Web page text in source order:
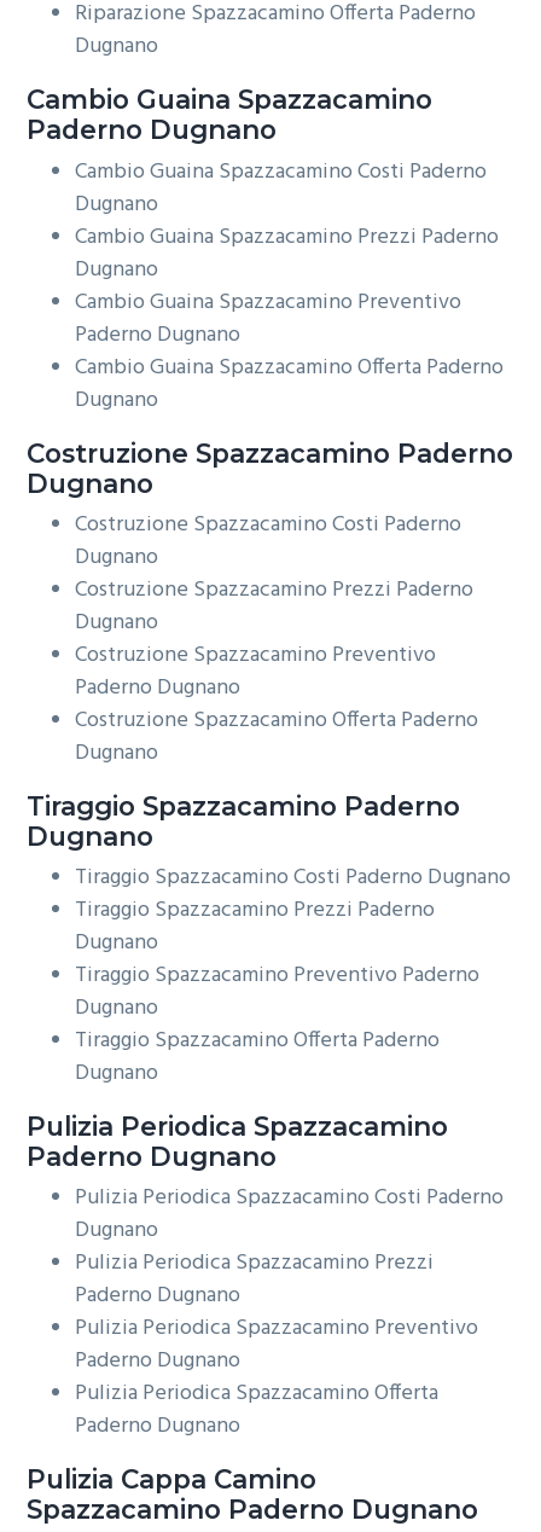
Riparazione Spazzacamino Offerta Paderno
Dugnano
Cambio Guaina Spazzacamino
Paderno Dugnano
Cambio Guaina Spazzacamino Costi Paderno
Dugnano
Cambio Guaina Spazzacamino Prezzi Paderno
Dugnano
Cambio Guaina Spazzacamino Preventivo
Paderno Dugnano
Cambio Guaina Spazzacamino Offerta Paderno
Dugnano
Costruzione Spazzacamino Paderno
Dugnano
Costruzione Spazzacamino Costi Paderno
Dugnano
Costruzione Spazzacamino Prezzi Paderno
Dugnano
Costruzione Spazzacamino Preventivo
Paderno Dugnano
Costruzione Spazzacamino Offerta Paderno
Dugnano
Tiraggio Spazzacamino Paderno
Dugnano
Tiraggio Spazzacamino Costi Paderno Dugnano
Tiraggio Spazzacamino Prezzi Paderno
Dugnano
Tiraggio Spazzacamino Preventivo Paderno
Dugnano
Tiraggio Spazzacamino Offerta Paderno
Dugnano
Pulizia Periodica Spazzacamino
Paderno Dugnano
Pulizia Periodica Spazzacamino Costi Paderno
Dugnano
Pulizia Periodica Spazzacamino Prezzi
Paderno Dugnano
Pulizia Periodica Spazzacamino Preventivo
Paderno Dugnano
Pulizia Periodica Spazzacamino Offerta
Paderno Dugnano
Pulizia Cappa Camino
Spazzacamino Paderno Dugnano